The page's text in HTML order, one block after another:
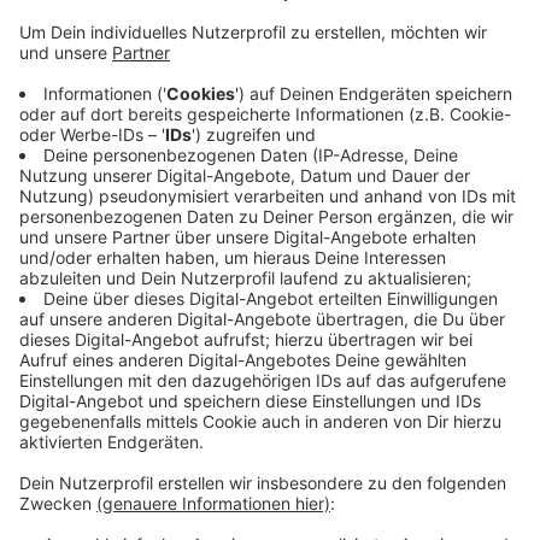
Heute von 8 bis 13 Uhr
Anzeige
Heute(04.08) von 8 bis 13 Uhr können wir in der
Stadtlohner Innenstadt wieder handeln und kaufen
was das Zeug hält. Natürlich corona-konform. Mit
Schutzmaske und 1,5 Meter Abstand. Ansonsten läuft
aber alles wie gehabt: Jeden 1. Dienstag im Monat ist
jetzt wieder Krammarkt.
Anzeige